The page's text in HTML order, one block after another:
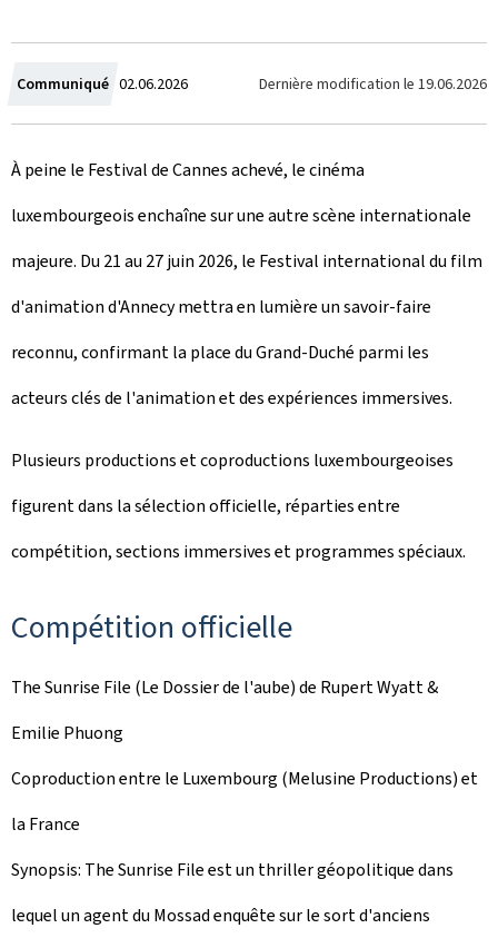
Communiqué C
r
é
e
l
e
02.06.2026 Dernière modification le 19.06.2026
À peine le Festival de Cannes achevé, le cinéma
luxembourgeois enchaîne sur une autre scène internationale
majeure. Du 21 au 27 juin 2026, le Festival international du film
d'animation d'Annecy mettra en lumière un savoir-faire
reconnu, confirmant la place du Grand-Duché parmi les
acteurs clés de l'animation et des expériences immersives.
Plusieurs productions et coproductions luxembourgeoises
figurent dans la sélection officielle, réparties entre
compétition, sections immersives et programmes spéciaux.
Compétition officielle
The Sunrise File (Le Dossier de l'aube) de Rupert Wyatt &
Emilie Phuong
Coproduction entre le Luxembourg (Melusine Productions) et
la France
Synopsis: The Sunrise Fileest un thriller géopolitique dans
lequel un agent du Mossad enquête sur le sort d'anciens